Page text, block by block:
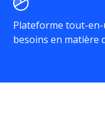
Plateforme tout-
besoins en matière